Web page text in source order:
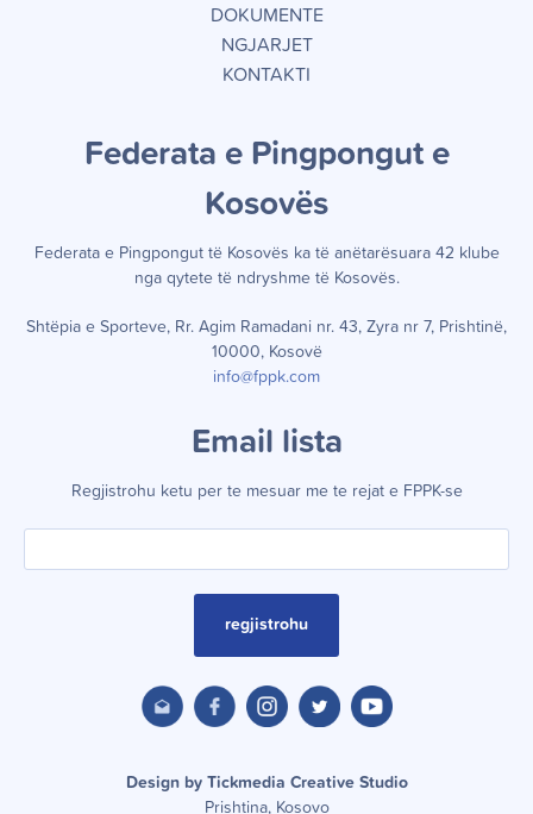
DOKUMENTE
NGJARJET
KONTAKTI
Federata e Pingpongut e
Kosovës
Federata e Pingpongut të Kosovës ka të anëtarësuara 42 klube
nga qytete të ndryshme të Kosovës.
Shtëpia e Sporteve, Rr. Agim Ramadani nr. 43, Zyra nr 7, Prishtinë,
10000, Kosovë
info@fppk.com
Email lista
Regjistrohu ketu per te mesuar me te rejat e FPPK-se
regjistrohu
Design by Tickmedia Creative Studio
Prishtina, Kosovo